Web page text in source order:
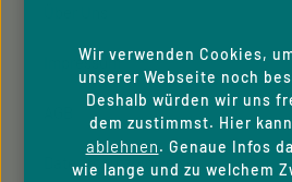
Impressum
Datenschutzhinweise
Wir verwenden Cookies,
unserer Webseite noch
Deshalb würden wir uns
dem zustimmst. Hier
ablehnen. Genaue Infos
wie lange und zu welchem